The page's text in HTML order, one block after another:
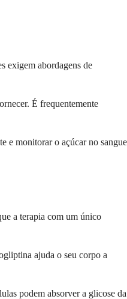
exigem abordagens de
É frequentemente
e monitorar o açúcar no sangue
a terapia com um único
ajuda o seu corpo a
podem absorver a glicose da